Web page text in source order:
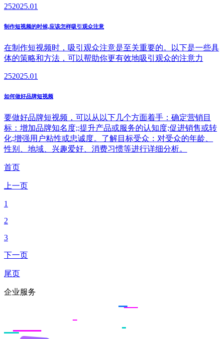
252025.01
制作短视频的时候,应该怎样吸引观众注意
在制作短视频时，吸引观众注意是至关重要的。以下是一些具
体的策略和方法，可以帮助你更有效地吸引观众的注意力
252025.01
如何做好品牌短视频
要做好品牌短视频，可以从以下几个方面着手：确定营销目
标：增加品牌知名度;;提升产品或服务的认知度;促进销售或转
化;增强用户粘性或忠诚度。了解目标受众：对受众的年龄、
性别、地域、兴趣爱好、消费习惯等进行详细分析。
首页
上一页
1
2
3
下一页
尾页
企业服务